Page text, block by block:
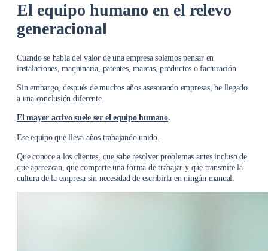
El equipo humano en el relevo
generacional
Cuando se habla del valor de una empresa solemos pensar en
instalaciones, maquinaria, patentes, marcas, productos o facturación.
Sin embargo, después de muchos años asesorando empresas, he llegado
a una conclusión diferente.
El mayor activo suele ser el equipo humano.
Ese equipo que lleva años trabajando unido.
Que conoce a los clientes, que sabe resolver problemas antes incluso de
que aparezcan, que comparte una forma de trabajar y que transmite la
cultura de la empresa sin necesidad de escribirla en ningún manual.